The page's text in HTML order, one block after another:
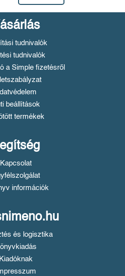
tudnivalók
tudnivalók
a Simple fizetésről
beállítások
termékek
Kapcsolat
információk
és logisztika
Kiadóknak